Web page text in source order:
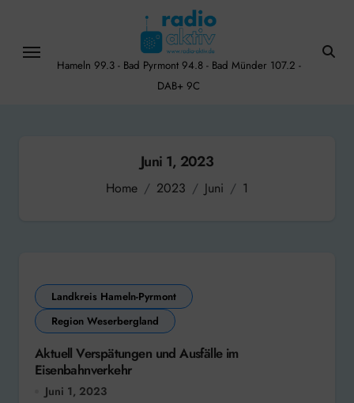
content
Hameln 99.3 - Bad Pyrmont 94.8 - Bad Münder 107.2 -
DAB+ 9C
Juni 1, 2023
Home 2023 Juni 1
Landkreis Hameln-Pyrmont
Region Weserbergland
Aktuell Verspätungen und Ausfälle im
Eisenbahnverkehr
Juni 1, 2023